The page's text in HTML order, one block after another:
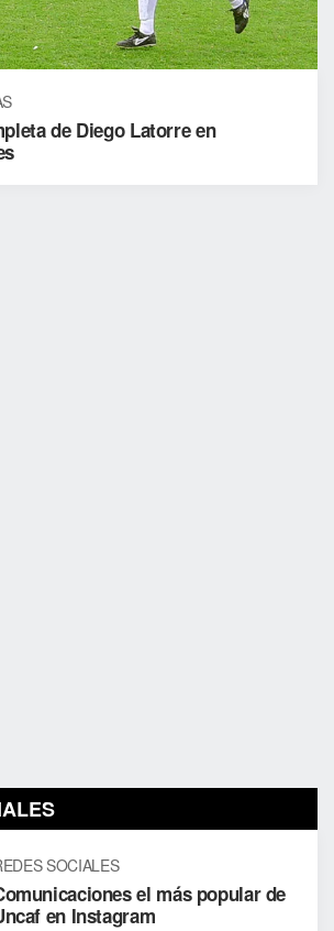
de Diego Latorre en
SOCIALES
el más popular de
en Instagram